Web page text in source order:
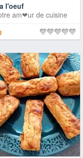
l'oeuf
am❤ur de cuisine